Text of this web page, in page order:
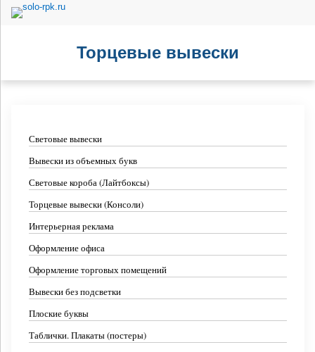
Торцевые вывески
Световые вывески
Вывески из объемных букв
Световые короба (Лайтбоксы)
Торцевые вывески (Консоли)
Интерьерная реклама
Оформление офиса
Оформление торговых помещений
Вывески без подсветки
Плоские буквы
Таблички. Плакаты (постеры)